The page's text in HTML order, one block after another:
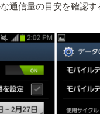
通信量の目安を確認す